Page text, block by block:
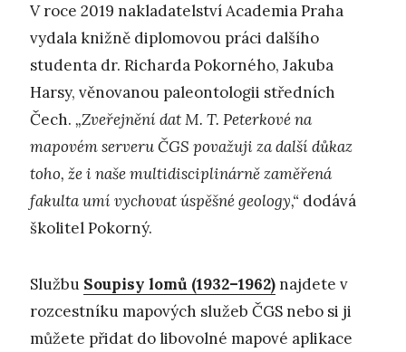
V roce 2019 nakladatelství Academia Praha
vydala knižně diplomovou práci dalšího
studenta dr. Richarda Pokorného, Jakuba
Harsy, věnovanou paleontologii středních
Čech. „Zveřejnění dat M. T. Peterkové na
mapovém serveru ČGS považuji za další důkaz
toho, že i naše multidisciplinárně zaměřená
fakulta umí vychovat úspěšné geology,“ dodává
školitel Pokorný.
Službu Soupisy lomů (1932–1962)najdete v
rozcestníku mapových služeb ČGS nebo si ji
můžete přidat do libovolné mapové aplikace